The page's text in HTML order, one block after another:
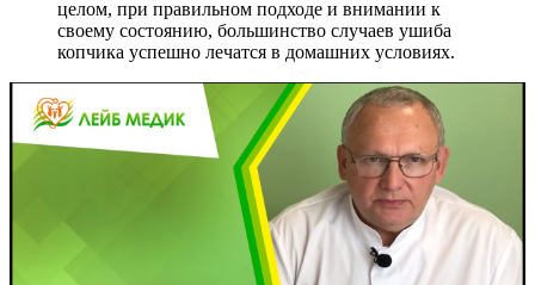
целом, при правильном подходе и внимании к
своему состоянию, большинство случаев ушиба
копчика успешно лечатся в домашних условиях.